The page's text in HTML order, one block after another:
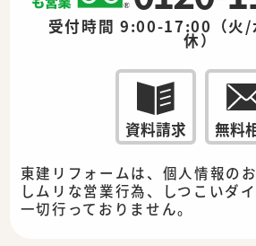
受付時間 9:00-17:00（火/
休）
資料請求 無料
東建リフォームは、個人情報の
しムリな営業行為、しつこいダ
一切行っておりません。